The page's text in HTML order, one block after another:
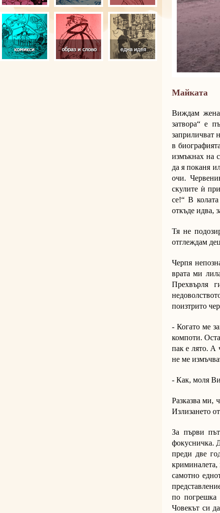
Майката
Виждам
затвора“ е
заприличват
в
измъкнах на
да я поканя
очи.
скулите ѝ
се!“ В
откъде идва,
Тя не
отглеждам
Черпя
врата ми
Прехвърля
поизтрито
- Когато ме
компоти.
пак е лято. А
не ме
- Как, моля
Разказва ми,
Излизането
За първи
фокусничка.
преди две
криминалета,
самотно
по
Човекът си